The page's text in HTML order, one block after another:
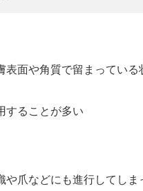
表面や角質で留まっている
することが多い
や爪などにも進行してし